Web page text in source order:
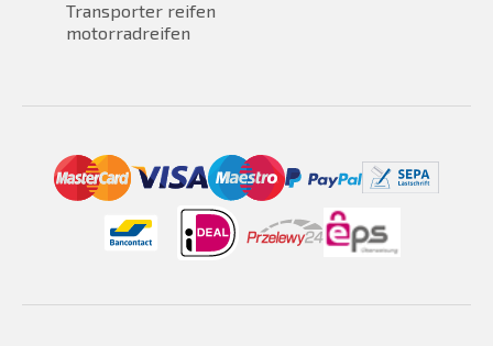
Transporter reifen
motorradreifen